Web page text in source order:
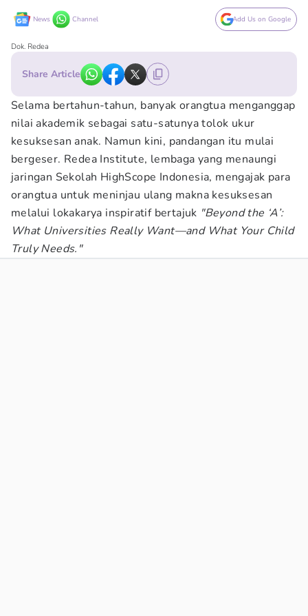
News Channel Add Us on Google
Dok. Redea
Share Article
Selama bertahun-tahun, banyak orangtua menganggap
nilai akademik sebagai satu-satunya tolok ukur
kesuksesan anak. Namun kini, pandangan itu mulai
bergeser. Redea Institute, lembaga yang menaungi
jaringan Sekolah HighScope Indonesia, mengajak para
orangtua untuk meninjau ulang makna kesuksesan
melalui lokakarya inspiratif bertajuk "Beyond the ‘A’:
What Universities Really Want—and What Your Child
Truly Needs."